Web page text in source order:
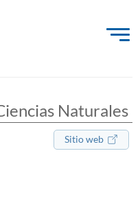
Naturales
Sitio web